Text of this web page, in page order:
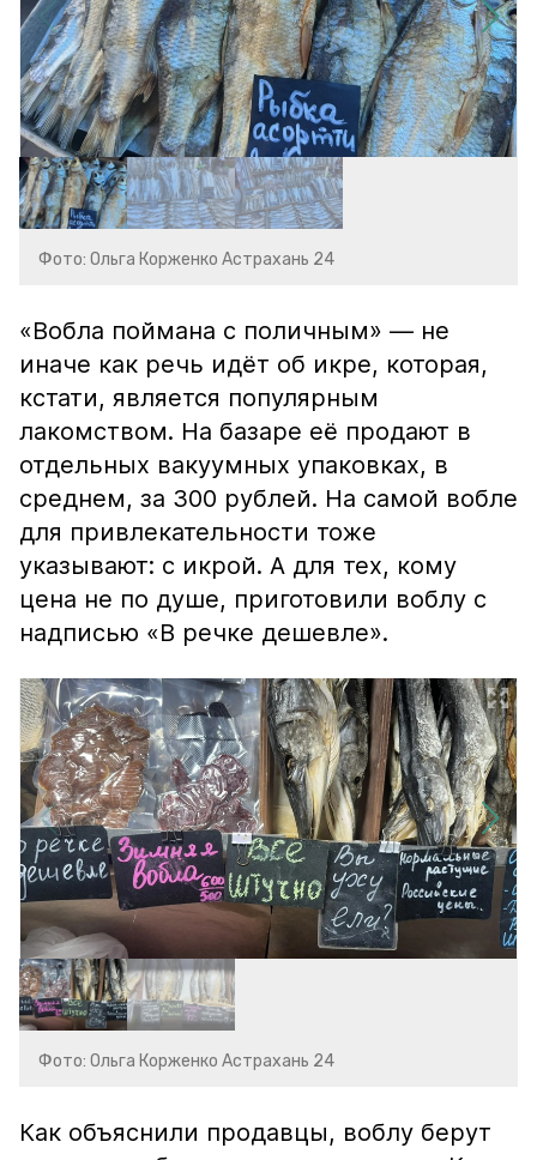
Фото: Ольга Корженко Астрахань 24
«Вобла поймана с поличным» — не
иначе как речь идёт об икре, которая,
кстати, является популярным
лакомством. На базаре её продают в
отдельных вакуумных упаковках, в
среднем, за 300 рублей. На самой вобле
для привлекательности тоже
указывают: с икрой. А для тех, кому
цена не по душе, приготовили воблу с
надписью «В речке дешевле».
Фото: Ольга Корженко Астрахань 24
Как объяснили продавцы, воблу берут